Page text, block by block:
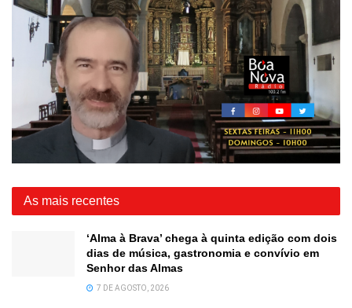
As mais recentes
‘Alma à Brava’ chega à quinta edição com dois
dias de música, gastronomia e convívio em
Senhor das Almas
7 DE AGOSTO, 2026